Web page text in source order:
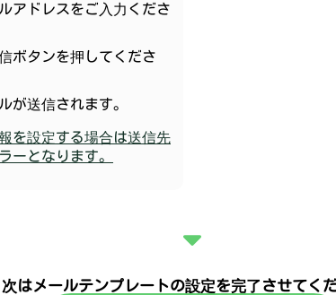
アドレスをご入力くださ
ボタンを押してくださ
が送信されます。
を設定する場合は送信先
ーとなります。
次はメールテンプレートの設定を完了させてくだ